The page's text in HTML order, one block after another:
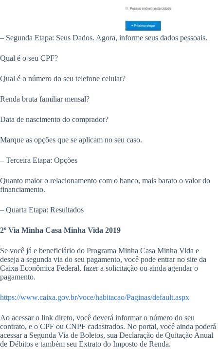
– Segunda Etapa: Seus Dados. Agora, informe seus dados pessoais.
Qual é o seu CPF?
Qual é o número do seu telefone celular?
Renda bruta familiar mensal?
Data de nascimento do comprador?
Marque as opções que se aplicam no seu caso.
– Terceira Etapa: Opções
Quanto maior o relacionamento com o banco, mais barato o valor do
financiamento.
– Quarta Etapa: Resultados
2º Via Minha Casa Minha Vida 2019
Se você já e beneficiário do Programa Minha Casa Minha Vida e
deseja a segunda via do seu pagamento, você pode entrar no site da
Caixa Econômica Federal, fazer a solicitação ou ainda agendar o
pagamento.
https://www.caixa.gov.br/voce/habitacao/Paginas/default.aspx
Ao acessar o link direto, você deverá informar o número do seu
contrato, e o CPF ou CNPF cadastrados. No portal, você ainda poderá
acessar a Segunda Via de Boletos, sua Declaração de Quitação Anual
de Débitos e também seu Extrato do Imposto de Renda.